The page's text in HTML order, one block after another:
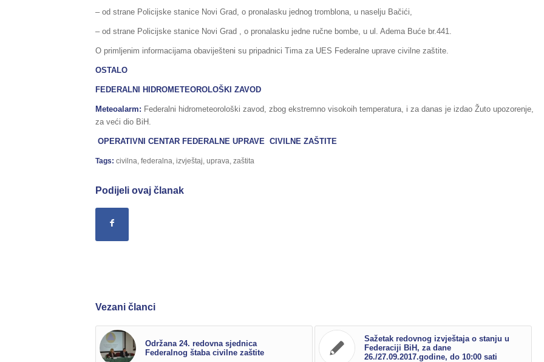
– od strane Policijske stanice Novi Grad, o pronalasku jednog tromblona, u naselju Bačići,
– od strane Policijske stanice Novi Grad , o pronalasku jedne ručne bombe, u ul. Adema Buće br.441.
O primljenim informacijama obaviješteni su pripadnici Tima za UES Federalne uprave civilne zaštite.
OSTALO
FEDERALNI HIDROMETEOROLOŠKI ZAVOD
Meteoalarm: Federalni hidrometeorološki zavod, zbog ekstremno visokoih temperatura, i za danas je izdao Žuto upozorenje,
za veći dio BiH.
OPERATIVNI CENTAR FEDERALNE UPRAVE CIVILNE ZAŠTITE
Tags: civilna federalna izvještaj uprava zaštita
Podijeli ovaj članak
Vezani članci
Održana 24. redovna sjednica
Federalnog štaba civilne zaštite
Sažetak redovnog izvještaja o stanju u
Federaciji BiH, za dane
26./27.09.2017.godine, do 10:00 sati